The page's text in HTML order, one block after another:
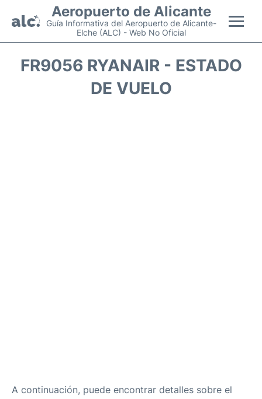
Aeropuerto de Alicante
Guía Informativa del Aeropuerto de Alicante-
Elche (ALC) - Web No Oficial
Vuelos +
FR9056 RYANAIR - ESTADO
DE VUELO
A continuación, puede encontrar detalles sobre el